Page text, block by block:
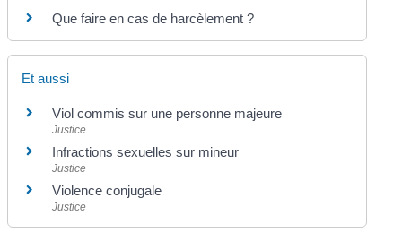
Que faire en cas de harcèlement ?
Et aussi
Viol commis sur une personne majeure
Justice
Infractions sexuelles sur mineur
Justice
Violence conjugale
Justice